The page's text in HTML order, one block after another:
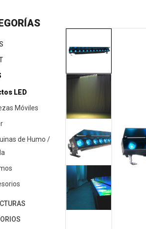
LED
Móviles
de Humo /